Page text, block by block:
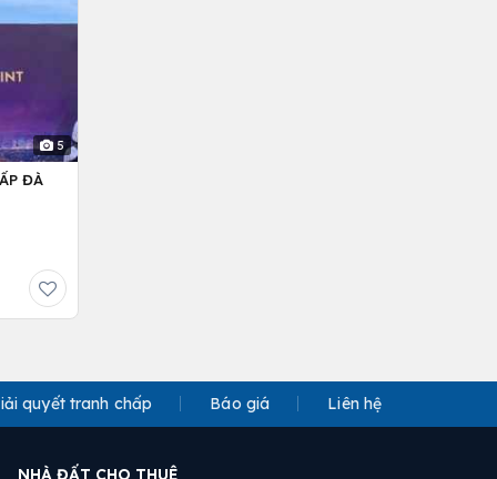
5
ĐÀ
quyết tranh chấp Báo giá Liên hệ
NHÀ ĐẤT CHO THUÊ